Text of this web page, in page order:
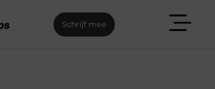
Schrijf mee